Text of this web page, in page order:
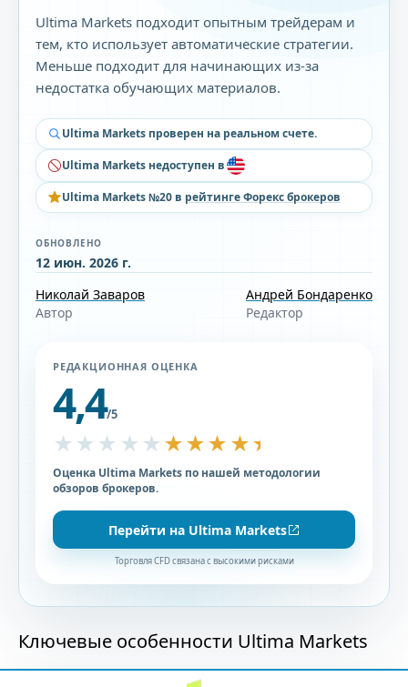
Ultima Markets подходит опытным трейдерам и
тем, кто использует автоматические стратегии.
Меньше подходит для начинающих из-за
недостатка обучающих материалов.
Ultima Markets проверен на реальном счете.
Ultima Markets недоступен в
Ultima Markets №20 в рейтинге Форекс брокеров
ОБНОВЛЕНО
12 июн. 2026 г.
Николай Заваров
Автор
Андрей Бондаренко
Редактор
РЕДАКЦИОННАЯ ОЦЕНКА
4,4/5
★★★★★ ★★★★★
Оценка Ultima Markets по нашей методологии
обзоров брокеров.
Перейти на Ultima Markets
Торговля CFD связана с высокими рисками
Ключевые особенности Ultima Markets